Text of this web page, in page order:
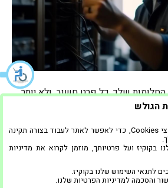
החלומות שלך, כל פרט חשוב, ולא יותר
חשמל המניעות את המפלט שלך.
הזה של יצירה ושינוי, הבחירה
לחשיבות עליונה. בואו לחקור כיצד
להפוך את הוילה שלכם למגדלור
הגולש
באתר זה אנו משתמשים בקבצי Cookies, כדי לאפשר לאתר לעבוד בצורה תקינה
בקוקיז ועל פרטיותך, מוזמן לקרוא את מדיניות
לתנאי השימוש שלנו בקוקיז.
והסכמה למדיניות הפרטיות שלנו.